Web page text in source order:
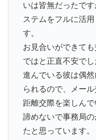
いは皆無だったで
ステムをフルに活
す。
お見合いができて
ではと正直不安で
進んでいる彼は偶
られるので、メー
距離交際を楽しんで
諦めないで事務局
たと思っています。